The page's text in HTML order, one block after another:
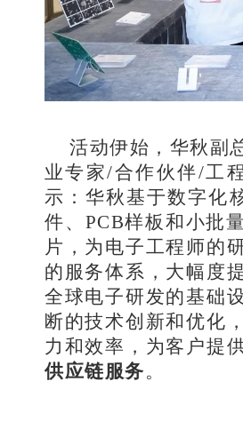
活动伊始，华秋副
业专家/合作伙伴/工
示：华秋基于数字化
件、PCB样板和小批
片，为电子工程师的
的服务体系，大幅度
全球电子研发的基础
断的技术创新和优化
力和效率，为客户提
供应链服务。